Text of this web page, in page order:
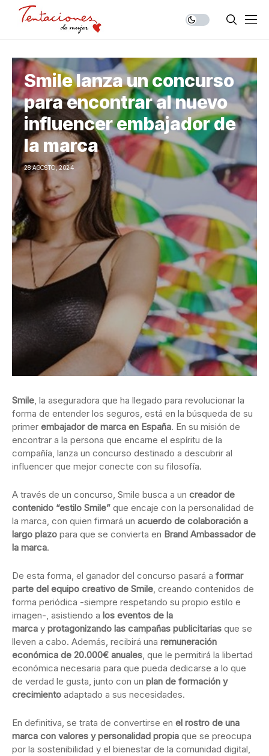
Smile lanza un concurso
para encontrar al nuevo
influencer embajador de
la marca
28 AGOSTO, 2024
Smile, la aseguradora que ha llegado para revolucionar la
forma de entender los seguros, está en la búsqueda de su
primer embajador de marca en España. En su misión de
encontrar a la persona que encarne el espíritu de la
compañía, lanza un concurso destinado a descubrir al
influencer que mejor conecte con su filosofía.
A través de un concurso, Smile busca a un creador de
contenido “estilo Smile” que encaje con la personalidad de
la marca, con quien firmará un acuerdo de colaboración a
largo plazo para que se convierta en Brand Ambassador de
la marca.
De esta forma, el ganador del concurso pasará a formar
parte del equipo creativo de Smile, creando contenidos de
forma periódica -siempre respetando su propio estilo e
imagen-, asistiendo a los eventos de la
marca y protagonizando las campañas publicitarias que se
lleven a cabo. Además, recibirá una remuneración
económica de 20.000€ anuales, que le permitirá la libertad
económica necesaria para que pueda dedicarse a lo que
de verdad le gusta, junto con un plan de formación y
crecimiento adaptado a sus necesidades.
En definitiva, se trata de convertirse en el rostro de una
marca con valores y personalidad propia que se preocupa
por la sostenibilidad y el bienestar de la comunidad digital,